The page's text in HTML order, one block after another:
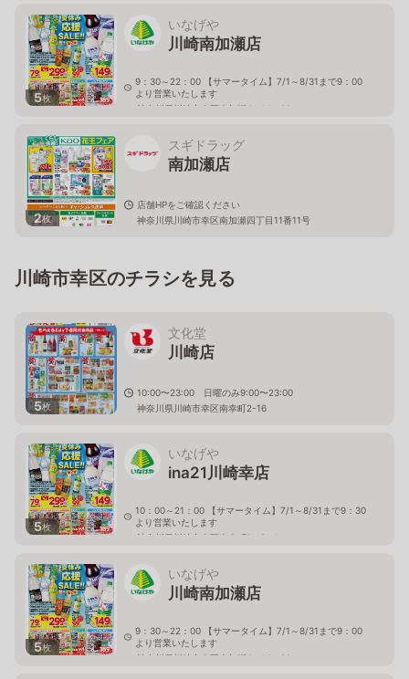
5枚
いなげや
川崎南加瀬店
9：30～22：00 【サマータイム】7/1～8/31まで9：00
より営業いたします
神奈川県川崎市幸区南加瀬4－14－30
2枚
スギドラッグ
南加瀬店
店舗HPをご確認ください
神奈川県川崎市幸区南加瀬四丁目11番11号
川崎市幸区のチラシを見る
5枚
文化堂
川崎店
10:00〜23:00 日曜のみ9:00〜23:00
神奈川県川崎市幸区南幸町2-16
5枚
いなげや
ina21川崎幸店
10：00～21：00 【サマータイム】7/1～8/31まで9：30
より営業いたします
神奈川県川崎市幸区南幸町1－3－1
5枚
いなげや
川崎南加瀬店
9：30～22：00 【サマータイム】7/1～8/31まで9：00
より営業いたします
神奈川県川崎市幸区南加瀬4－14－30